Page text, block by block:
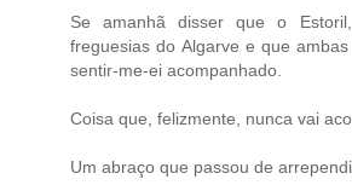
Se amanhã disser que o
freguesias do Algarve e que
sentir-me-ei acompanhado.
Coisa que, felizmente, nunca vai
Um abraço que passou de